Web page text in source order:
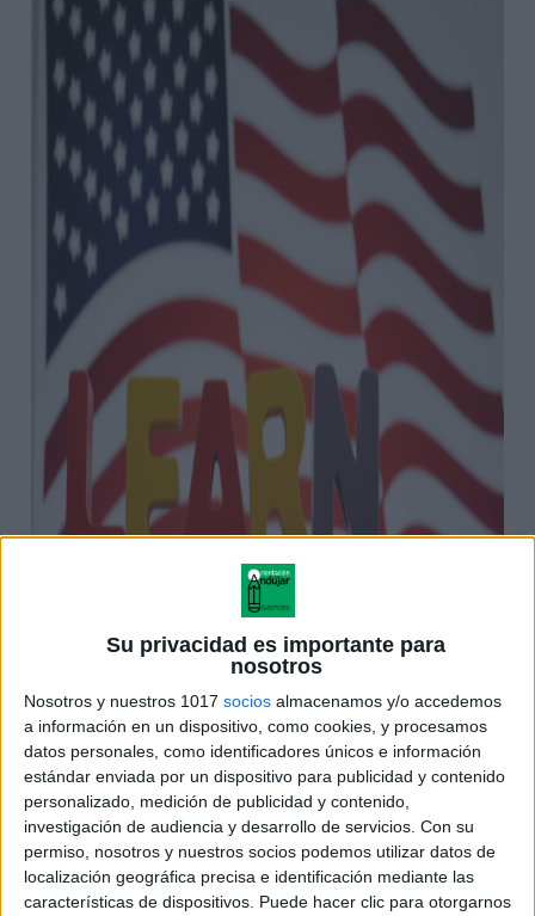
Su privacidad es importante para
nosotros
Nosotros y nuestros 1017 socios almacenamos y/o accedemos
a información en un dispositivo, como cookies, y procesamos
datos personales, como identificadores únicos e información
estándar enviada por un dispositivo para publicidad y contenido
personalizado, medición de publicidad y contenido,
investigación de audiencia y desarrollo de servicios. Con su
permiso, nosotros y nuestros socios podemos utilizar datos de
localización geográfica precisa e identificación mediante las
características de dispositivos. Puede hacer clic para otorgarnos